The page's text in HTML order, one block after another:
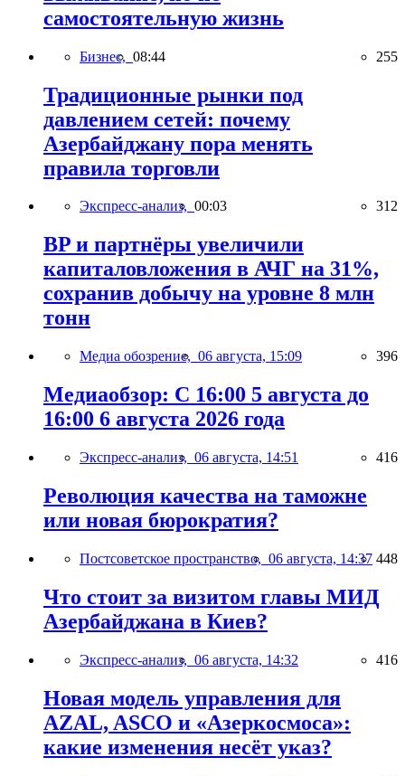
самостоятельную жизнь
Бизнес, 08:44 255
Традиционные рынки под
давлением сетей: почему
Азербайджану пора менять
правила торговли
Экспресс-анализ, 00:03 312
BP и партнёры увеличили
капиталовложения в АЧГ на 31%,
сохранив добычу на уровне 8 млн
тонн
Медиа обозрение, 06 августа, 15:09 396
Медиаобзор: С 16:00 5 августа до
16:00 6 августа 2026 года
Экспресс-анализ, 06 августа, 14:51 416
Революция качества на таможне
или новая бюрократия?
Постсоветское пространство, 06 августа, 14:37 448
Что стоит за визитом главы МИД
Азербайджана в Киев?
Экспресс-анализ, 06 августа, 14:32 416
Новая модель управления для
AZAL, ASCO и «Азеркосмоса»:
какие изменения несёт указ?